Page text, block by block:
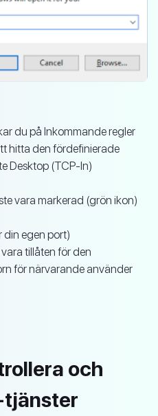
du på Inkommande regler
hitta den fördefinierade
Desktop (TCP-In)
vara markerad (grön ikon)
din egen port)
vara tillåten för den
för närvarande använder
och
tjänster